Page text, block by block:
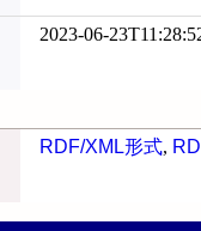
2023-06-
RDF/XML形式,